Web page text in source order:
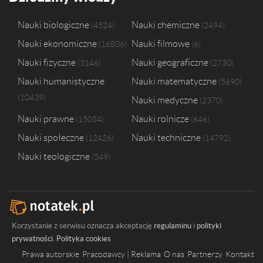
Akademia Wychowania Fizycznego i Sportu im. Jędrzeja
Uniwersytet Chorzowski
Uniwersytet Mikołaja Kopernika w Toruniu1
Uniwersytet Technologiczno-Humanistyczny im. Kazimierza
Nauki biologiczne 4524 Nauki chemiczne 2494
Nauki ekonomiczne 16806 Nauki filmowe 6
Nauki fizyczne 3146 Nauki geograficzne 2730
Nauki humanistyczne
10439
Nauki matematyczne 5690
Nauki medyczne 2370
Nauki prawne 15054 Nauki rolnicze 646
Nauki społeczne 12426 Nauki techniczne 14792
Nauki teologiczne 549
Korzystanie z serwisu oznacza akceptację regulaminu i polityki
prywatności. Polityka cookies
Prawa autorskie Pracodawcy | Reklama O nas Partnerzy Kontakt